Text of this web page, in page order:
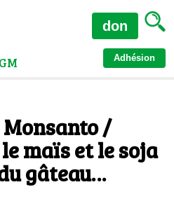
Adhésion
don
/
maïs et le soja
gâteau…